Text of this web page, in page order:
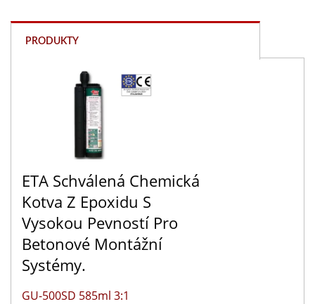
PRODUKTY
ETA Schválená Chemická
Kotva Z Epoxidu S
Vysokou Pevností Pro
Betonové Montážní
Systémy.
GU-500SD 585ml 3:1